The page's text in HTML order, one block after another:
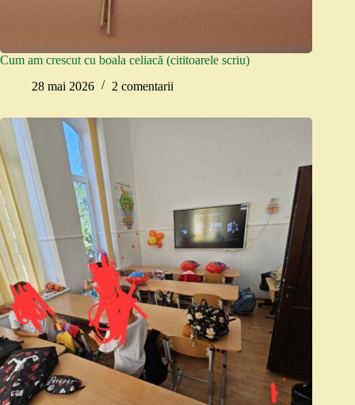
Cum am crescut cu boala celiacă (cititoarele scriu)
28 mai 2026
2 comentarii